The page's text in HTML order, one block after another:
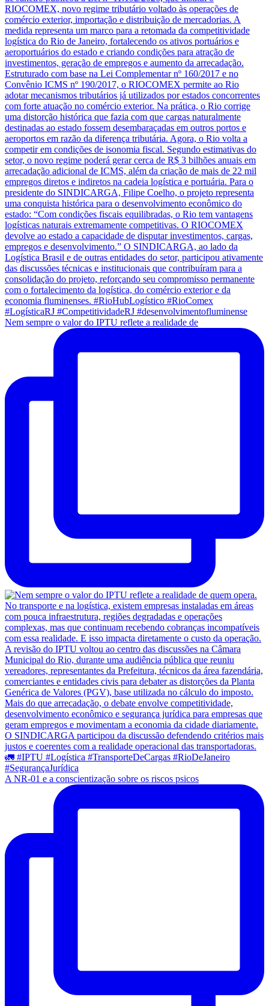
Nem sempre o valor do IPTU reflete a realidade de
A NR-01 e a conscientização sobre os riscos psicos